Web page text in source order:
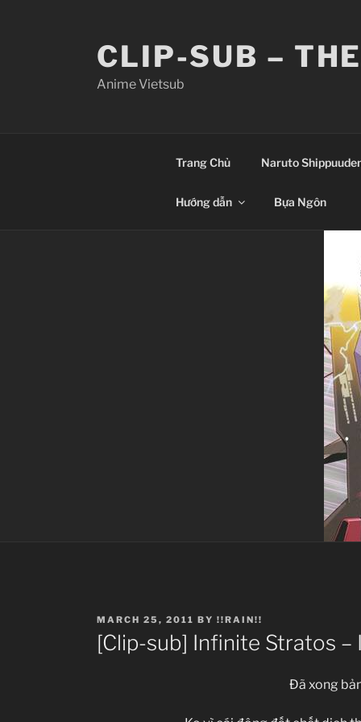
CLIP-SUB –
Anime Vietsub
Trang Chủ Naruto
Hướng dẫn Bựa Ngôn
POSTED
ON
MARCH 25, 2011 BY !!RAIN!!
[Clip-sub] Infinite Stratos –
Đã xong